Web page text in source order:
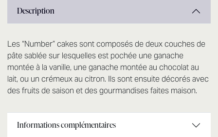
Description
Les “Number” cakes sont composés de deux couches de
pâte sablée sur lesquelles est pochée une ganache
montée à la vanille, une ganache montée au chocolat au
lait, ou un crémeux au citron. Ils sont ensuite décorés avec
des fruits de saison et des gourmandises faites maison.
Informations complémentaires